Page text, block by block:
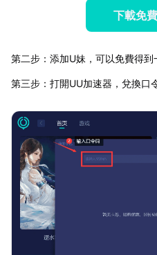
下載免
第二步：添加U妹，可以免費得到
第三步：打開UU加速器，兌換口